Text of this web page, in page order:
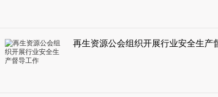
再生资源公会组织开展行业安全生产